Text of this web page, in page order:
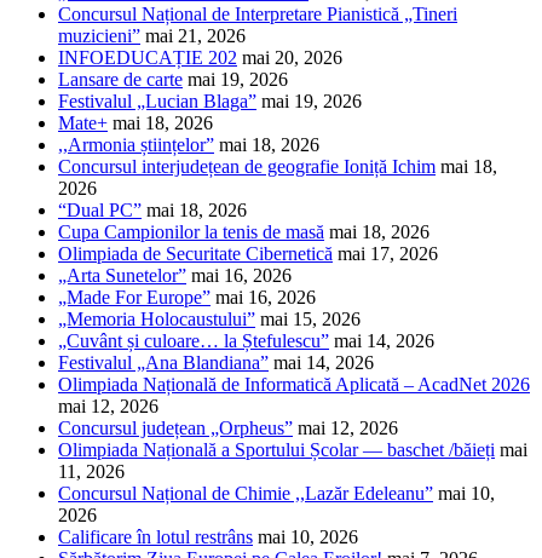
Concursul Național de Interpretare Pianistică „Tineri
muzicieni” mai 21, 2026
INFOEDUCAȚIE 202 mai 20, 2026
Lansare de carte mai 19, 2026
Festivalul „Lucian Blaga” mai 19, 2026
Mate+ mai 18, 2026
,,Armonia științelor” mai 18, 2026
Concursul interjudețean de geografie Ioniță Ichim mai 18,
2026
“Dual PC” mai 18, 2026
Cupa Campionilor la tenis de masă mai 18, 2026
Olimpiada de Securitate Cibernetică mai 17, 2026
„Arta Sunetelor” mai 16, 2026
„Made For Europe” mai 16, 2026
„Memoria Holocaustului” mai 15, 2026
„Cuvânt și culoare… la Ștefulescu” mai 14, 2026
Festivalul „Ana Blandiana” mai 14, 2026
Olimpiada Națională de Informatică Aplicată – AcadNet 2026
mai 12, 2026
Concursul județean „Orpheus” mai 12, 2026
Olimpiada Națională a Sportului Școlar — baschet /băieți mai
11, 2026
Concursul Național de Chimie ,,Lazăr Edeleanu” mai 10,
2026
Calificare în lotul restrâns mai 10, 2026